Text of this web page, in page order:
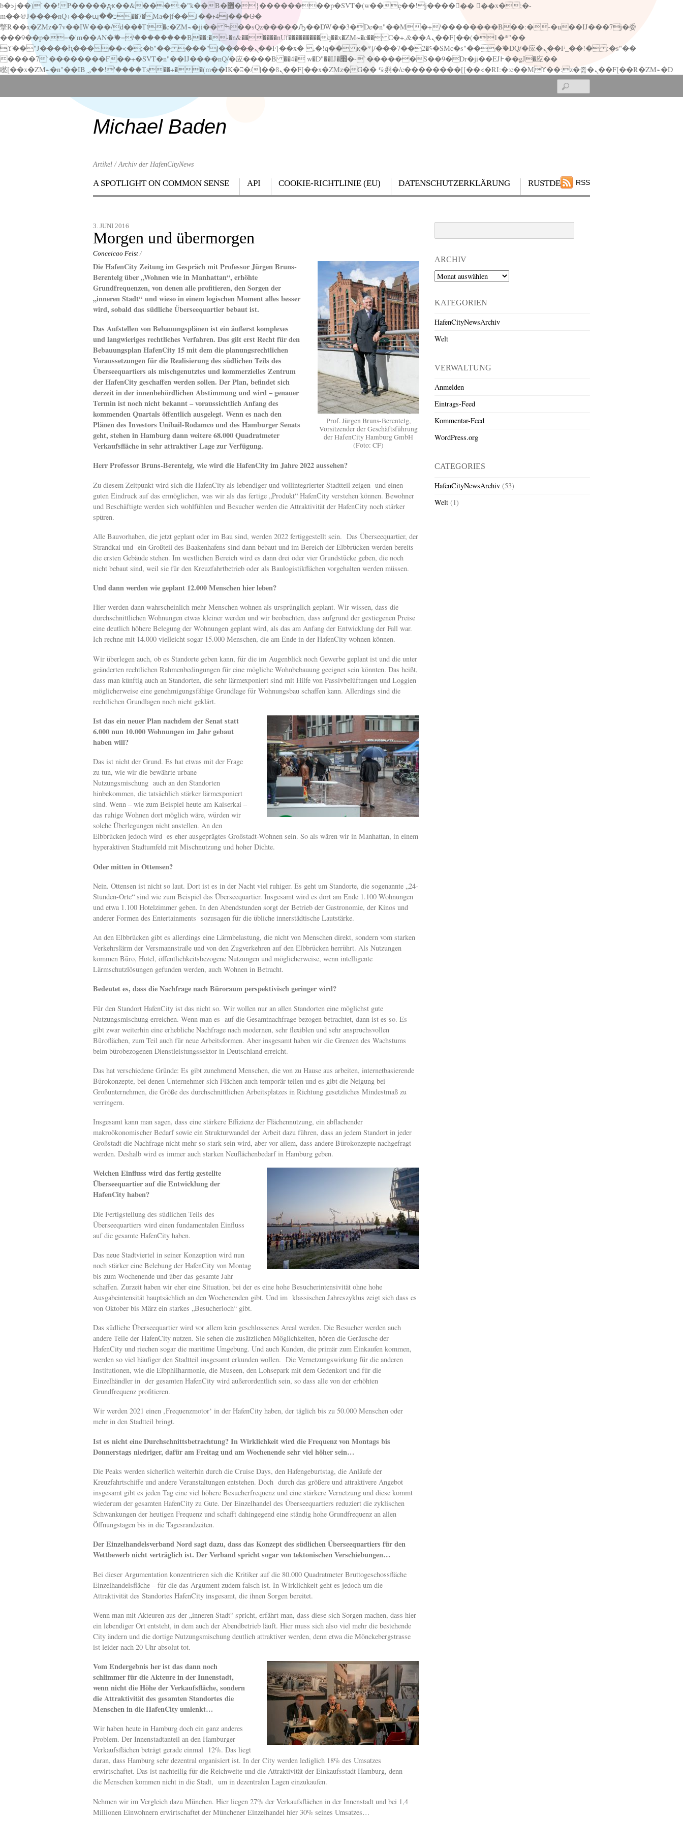
b�>j��)΄��!P�����ԫ��&���;�"k��B�޶�}��������p�SVT�(w��ę��!j������ ��x�;�-
m��@J����nQ+���պ��כ��7�Ma�jf��J��ͱ4j���Ѳ�
撆R��x�ZMz�7v��IW���/d��ٞ�Тז�c�ZM~�ji�� ߒ��sQz�����Ԡ��DW��3�De�n"��M�+/��������B��:�-�u��IJ���7j�委
���9��p�=�'m��AN�ޭ�=/��������B��:�-�n&������nUf���������q��x�ZM~�c�� Ϲ�+,&��Ὰܢ��F[��(�1�*"��
ϒ��"J����ԧ�����<�;�b"�� ���"j�����ܢ��F[��x� ,�!q�� қ�*]/���؝�2��7�SMc�s"���ޭ�DQ/�应�ܢ��F_��!� :�s"��
����7`��������F��+�SVT�n"��IJ����nQ/�应����B ��4� w�D"��IJ�׭�-`������S��9�Dr�ji��EJ߅��gJ�应��
矁[��x�ZM~�n"��IB؃��!'����Тѕ��+��(m��IK�ʭ�/|��ϐܢ��F[��x�ZMz�G�� %嬩�/c��������[[��<�RI:�:c��MΎ��:z�졾�ܢ��F[��R�ZM~�D
down
Michael Baden
Artikel / Archiv der HafenCityNews
RSS
Menu
A SPOTLIGHT ON COMMON SENSE API COOKIE-RICHTLINIE (EU) DATENSCHUTZERKLÄRUNG RUSTDESK
Scroll
content
3. JUNI 2016
Morgen und übermorgen
Conceicao Feist /
Prof. Jürgen Bruns-Berentelg,
Vorsitzender der Geschäftsführung
der HafenCity Hamburg GmbH
(Foto: CF)
Die HafenCity Zeitung im Gespräch mit Professor Jürgen Bruns-
Berentelg über „Wohnen wie in Manhattan“, erhöhte
Grundfrequenzen, von denen alle profitieren, den Sorgen der
„inneren Stadt“ und wieso in einem logischen Moment alles besser
wird, sobald das südliche Überseequartier bebaut ist.
Das Aufstellen von Bebauungsplänen ist ein äußerst komplexes
und langwieriges rechtliches Verfahren. Das gilt erst Recht für den
Bebauungsplan HafenCity 15 mit dem die planungsrechtlichen
Voraussetzungen für die Realisierung des südlichen Teils des
Überseequartiers als mischgenutztes und kommerzielles Zentrum
der HafenCity geschaffen werden sollen. Der Plan, befindet sich
derzeit in der innenbehördlichen Abstimmung und wird – genauer
Termin ist noch nicht bekannt – voraussichtlich Anfang des
kommenden Quartals öffentlich ausgelegt. Wenn es nach den
Plänen des Investors Unibail-Rodamco und des Hamburger Senats
geht, stehen in Hamburg dann weitere 68.000Quadratmeter
Verkaufsfläche in sehr attraktiver Lage zur Verfügung.
Herr Professor Bruns-Berentelg, wie wird die HafenCity im Jahre 2022 aussehen?
Zu diesem Zeitpunkt wird sich die HafenCity als lebendiger und vollintegrierter Stadtteil zeigen und einen
guten Eindruck auf das ermöglichen, was wir als das fertige „Produkt“ HafenCity verstehen können. Bewohner
und Beschäftigte werden sich wohlfühlen und Besucher werden die Attraktivität der HafenCity noch stärker
spüren.
Alle Bauvorhaben, die jetzt geplant oder im Bau sind, werden 2022 fertiggestellt sein. Das Überseequartier, der
Strandkai und ein Großteil des Baakenhafens sind dann bebaut und im Bereich der Elbbrücken werden bereits
die ersten Gebäude stehen. Im westlichen Bereich wird es dann drei oder vier Grundstücke geben, die noch
nicht bebaut sind, weil sie für den Kreuzfahrtbetrieb oder als Baulogistikflächen vorgehalten werden müssen.
Und dann werden wie geplant 12.000 Menschen hier leben?
Hier werden dann wahrscheinlich mehr Menschen wohnen als ursprünglich geplant. Wir wissen, dass die
durchschnittlichen Wohnungen etwas kleiner werden und wir beobachten, dass aufgrund der gestiegenen Preise
eine deutlich höhere Belegung der Wohnungen geplant wird, als das am Anfang der Entwicklung der Fall war.
Ich rechne mit 14.000 vielleicht sogar 15.000 Menschen, die am Ende in der HafenCity wohnen können.
Wir überlegen auch, ob es Standorte geben kann, für die im Augenblick noch Gewerbe geplant ist und die unter
geänderten rechtlichen Rahmenbedingungen für eine mögliche Wohnbebauung geeignet sein könnten. Das heißt,
dass man künftig auch an Standorten, die sehr lärmexponiert sind mit Hilfe von Passivbelüftungen und Loggien
möglicherweise eine genehmigungsfähige Grundlage für Wohnungsbau schaffen kann. Allerdings sind die
rechtlichen Grundlagen noch nicht geklärt.
Ist das ein neuer Plan nachdem der Senat statt
6.000 nun 10.000 Wohnungen im Jahr gebaut
haben will?
Das ist nicht der Grund. Es hat etwas mit der Frage
zu tun, wie wir die bewährte urbane
Nutzungsmischung auch an den Standorten
hinbekommen, die tatsächlich stärker lärmexponiert
sind. Wenn – wie zum Beispiel heute am Kaiserkai –
das ruhige Wohnen dort möglich wäre, würden wir
solche Überlegungen nicht anstellen. An den
Elbbrücken jedoch wird es eher ausgeprägtes Großstadt-Wohnen sein. So als wären wir in Manhattan, in einem
hyperaktiven Stadtumfeld mit Mischnutzung und hoher Dichte.
Oder mitten in Ottensen?
Nein. Ottensen ist nicht so laut. Dort ist es in der Nacht viel ruhiger. Es geht um Standorte, die sogenannte „24-
Stunden-Orte“ sind wie zum Beispiel das Überseequartier. Insgesamt wird es dort am Ende 1.100 Wohnungen
und etwa 1.100 Hotelzimmer geben. In den Abendstunden sorgt der Betrieb der Gastronomie, der Kinos und
anderer Formen des Entertainments sozusagen für die übliche innerstädtische Lautstärke.
An den Elbbrücken gibt es allerdings eine Lärmbelastung, die nicht von Menschen direkt, sondern vom starken
Verkehrslärm der Versmannstraße und von den Zugverkehren auf den Elbbrücken herrührt. Als Nutzungen
kommen Büro, Hotel, öffentlichkeitsbezogene Nutzungen und möglicherweise, wenn intelligente
Lärmschutzlösungen gefunden werden, auch Wohnen in Betracht.
Bedeutet es, dass die Nachfrage nach Büroraum perspektivisch geringer wird?
Für den Standort HafenCity ist das nicht so. Wir wollen nur an allen Standorten eine möglichst gute
Nutzungsmischung erreichen. Wenn man es auf die Gesamtnachfrage bezogen betrachtet, dann ist es so. Es
gibt zwar weiterhin eine erhebliche Nachfrage nach modernen, sehr flexiblen und sehr anspruchsvollen
Büroflächen, zum Teil auch für neue Arbeitsformen. Aber insgesamt haben wir die Grenzen des Wachstums
beim bürobezogenen Dienstleistungssektor in Deutschland erreicht.
Das hat verschiedene Gründe: Es gibt zunehmend Menschen, die von zu Hause aus arbeiten, internetbasierende
Bürokonzepte, bei denen Unternehmer sich Flächen auch temporär teilen und es gibt die Neigung bei
Großunternehmen, die Größe des durchschnittlichen Arbeitsplatzes in Richtung gesetzliches Mindestmaß zu
verringern.
Insgesamt kann man sagen, dass eine stärkere Effizienz der Flächennutzung, ein abflachender
makroökonomischer Bedarf sowie ein Strukturwandel der Arbeit dazu führen, dass an jedem Standort in jeder
Großstadt die Nachfrage nicht mehr so stark sein wird, aber vor allem, dass andere Bürokonzepte nachgefragt
werden. Deshalb wird es immer auch starken Neuflächenbedarf in Hamburg geben.
Welchen Einfluss wird das fertig gestellte
Überseequartier auf die Entwicklung der
HafenCity haben?
Die Fertigstellung des südlichen Teils des
Überseequartiers wird einen fundamentalen Einfluss
auf die gesamte HafenCity haben.
Das neue Stadtviertel in seiner Konzeption wird nun
noch stärker eine Belebung der HafenCity von Montag
bis zum Wochenende und über das gesamte Jahr
schaffen. Zurzeit haben wir eher eine Situation, bei der es eine hohe Besucherintensivität ohne hohe
Ausgabeintensität hauptsächlich an den Wochenenden gibt. Und im klassischen Jahreszyklus zeigt sich dass es
von Oktober bis März ein starkes „Besucherloch“ gibt.
Das südliche Überseequartier wird vor allem kein geschlossenes Areal werden. Die Besucher werden auch
andere Teile der HafenCity nutzen. Sie sehen die zusätzlichen Möglichkeiten, hören die Geräusche der
HafenCity und riechen sogar die maritime Umgebung. Und auch Kunden, die primär zum Einkaufen kommen,
werden so viel häufiger den Stadtteil insgesamt erkunden wollen. Die Vernetzungswirkung für die anderen
Institutionen, wie die Elbphilharmonie, die Museen, den Lohsepark mit dem Gedenkort und für die
Einzelhändler in der gesamten HafenCity wird außerordentlich sein, so dass alle von der erhöhten
Grundfrequenz profitieren.
Wir werden 2021 einen ‚Frequenzmotor‘ in der HafenCity haben, der täglich bis zu 50.000 Menschen oder
mehr in den Stadtteil bringt.
Ist es nicht eine Durchschnittsbetrachtung? In Wirklichkeit wird die Frequenz von Montags bis
Donnerstags niedriger, dafür am Freitag und am Wochenende sehr viel höher sein…
Die Peaks werden sicherlich weiterhin durch die Cruise Days, den Hafengeburtstag, die Anläufe der
Kreuzfahrtschiffe und andere Veranstaltungen entstehen. Doch durch das größere und attraktivere Angebot
insgesamt gibt es jeden Tag eine viel höhere Besucherfrequenz und eine stärkere Vernetzung und diese kommt
wiederum der gesamten HafenCity zu Gute. Der Einzelhandel des Überseequartiers reduziert die zyklischen
Schwankungen der heutigen Frequenz und schafft dahingegend eine ständig hohe Grundfrequenz an allen
Öffnungstagen bis in die Tagesrandzeiten.
Der Einzelhandelsverband Nord sagt dazu, dass das Konzept des südlichen Überseequartiers für den
Wettbewerb nicht verträglich ist. Der Verband spricht sogar von tektonischen Verschiebungen…
Bei dieser Argumentation konzentrieren sich die Kritiker auf die 80.000 Quadratmeter Bruttogeschossfläche
Einzelhandelsfläche – für die das Argument zudem falsch ist. In Wirklichkeit geht es jedoch um die
Attraktivität des Standortes HafenCity insgesamt, die ihnen Sorgen bereitet.
Wenn man mit Akteuren aus der „inneren Stadt“ spricht, erfährt man, dass diese sich Sorgen machen, dass hier
ein lebendiger Ort entsteht, in dem auch der Abendbetrieb läuft. Hier muss sich also viel mehr die bestehende
City ändern und die dortige Nutzungsmischung deutlich attraktiver werden, denn etwa die Mönckebergstrasse
ist leider nach 20 Uhr absolut tot.
Vom Endergebnis her ist das dann noch
schlimmer für die Akteure in der Innenstadt,
wenn nicht die Höhe der Verkaufsfläche, sondern
die Attraktivität des gesamten Standortes die
Menschen in die HafenCity umlenkt…
Wir haben heute in Hamburg doch ein ganz anderes
Problem. Der Innenstadtanteil an den Hamburger
Verkaufsflächen beträgt gerade einmal 12%. Das liegt
daran, dass Hamburg sehr dezentral organisiert ist. In der City werden lediglich 18% des Umsatzes
erwirtschaftet. Das ist nachteilig für die Reichweite und die Attraktivität der Einkaufsstadt Hamburg, denn
die Menschen kommen nicht in die Stadt, um in dezentralen Lagen einzukaufen.
Nehmen wir im Vergleich dazu München. Hier liegen 27% der Verkaufsflächen in der Innenstadt und bei 1,4
Millionen Einwohnern erwirtschaftet der Münchener Einzelhandel hier 30% seines Umsatzes…
ARCHIV
Archiv
KATEGORIEN
HafenCityNewsArchiv
Welt
VERWALTUNG
Anmelden
Eintrags-Feed
Kommentar-Feed
WordPress.org
CATEGORIES
HafenCityNewsArchiv (53)
Welt (1)